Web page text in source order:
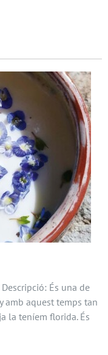
És una de
amb aquest temps tan
la teníem florida. És